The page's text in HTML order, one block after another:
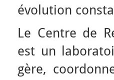
évolution
Le Centre de
est un
gère,